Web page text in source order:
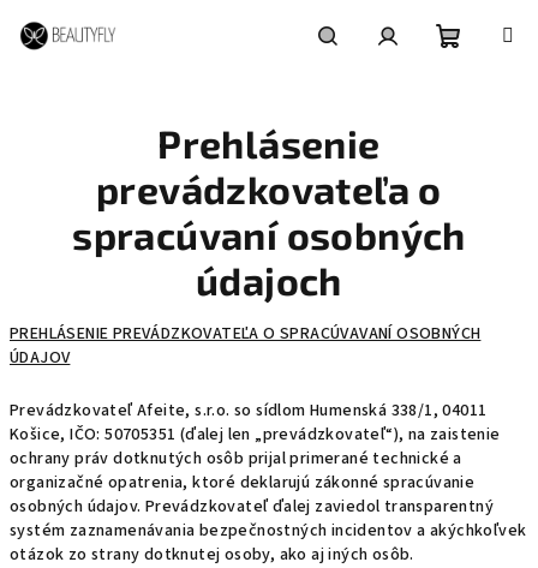
Prehlásenie
prevádzkovateľa o
spracúvaní osobných
údajoch
PREHLÁSENIE PREVÁDZKOVATEĽA O SPRACÚVAVANÍ OSOBNÝCH
ÚDAJOV
Prevádzkovateľ Afeite, s.r.o. so sídlom Humenská 338/1, 04011
Košice, IČO: 50705351 (ďalej len „prevádzkovateľ“), na zaistenie
ochrany práv dotknutých osôb prijal primerané technické a
organizačné opatrenia, ktoré deklarujú zákonné spracúvanie
osobných údajov. Prevádzkovateľ ďalej zaviedol transparentný
systém zaznamenávania bezpečnostných incidentov a akýchkoľvek
otázok zo strany dotknutej osoby, ako aj iných osôb.